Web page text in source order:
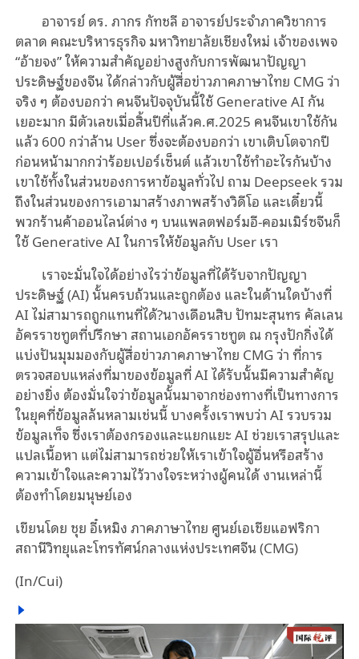
อาจารย์ ดร. ภากร กัทชลี อาจารย์ประจำภาควิชาการ
ตลาด คณะบริหารธุรกิจ มหาวิทยาลัยเชียงใหม่ เจ้าของเพจ
“อ้ายจง” ให้ความสำคัญอย่างสูงกับการพัฒนาปัญญา
ประดิษฐ์ของจีน ได้กล่าวกับผู้สื่อข่าวภาคภาษาไทย CMG ว่า
จริง ๆ ต้องบอกว่า คนจีนปัจจุบันนี้ใช้ Generative AI กัน
เยอะมาก มีตัวเลขเมื่อสิ้นปีที่แล้วค.ศ.2025 คนจีนเขาใช้กัน
แล้ว 600 กว่าล้าน User ซึ่งจะต้องบอกว่า เขาเติบโตจากปี
ก่อนหน้ามากกว่าร้อยเปอร์เซ็นต์ แล้วเขาใช้ทำอะไรกันบ้าง
เขาใช้ทั้งในส่วนของการหาข้อมูลทั่วไป ถาม Deepseek รวม
ถึงในส่วนของการเอามาสร้างภาพสร้างวิดีโอ และเดี๋ยวนี้
พวกร้านค้าออนไลน์ต่าง ๆ บนแพลตฟอร์มอี-คอมเมิร์ซจีนก็
ใช้ Generative AI ในการให้ข้อมูลกับ User เรา
เราจะมั่นใจได้อย่างไรว่าข้อมูลที่ได้รับจากปัญญา
ประดิษฐ์ (AI) นั้นครบถ้วนและถูกต้อง และในด้านใดบ้างที่
AI ไม่สามารถถูกแทนที่ได้?นางเดือนสิบ ปัทมะสุนทร คัลเลน
อัครราชทูตที่ปรึกษา สถานเอกอัครราชทูต ณ กรุงปักกิ่งได้
แบ่งปันมุมมองกับผู้สื่อข่าวภาคภาษาไทย CMG ว่า ที่การ
ตรวจสอบแหล่งที่มาของข้อมูลที่ AI ได้รับนั้นมีความสำคัญ
อย่างยิ่ง ต้องมั่นใจว่าข้อมูลนั้นมาจากช่องทางที่เป็นทางการ
ในยุคที่ข้อมูลล้นหลามเช่นนี้ บางครั้งเราพบว่า AI รวบรวม
ข้อมูลเท็จ ซึ่งเราต้องกรองและแยกแยะ AI ช่วยเราสรุปและ
แปลเนื้อหา แต่ไม่สามารถช่วยให้เราเข้าใจผู้อื่นหรือสร้าง
ความเข้าใจและความไว้วางใจระหว่างผู้คนได้ งานเหล่านี้
ต้องทำโดยมนุษย์เอง
เขียนโดย ชุย อี๋เหมิง ภาคภาษาไทย ศูนย์เอเชียแอฟริกา
สถานีวิทยุและโทรทัศน์กลางแห่งประเทศจีน (CMG)
(In/Cui)